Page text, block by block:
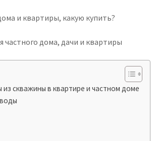
дома, дачи и квартиры
скважины в квартире и частном доме